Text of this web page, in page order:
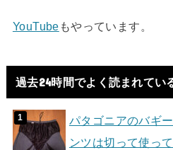
YouTube もやっています。
過去24時間でよく読まれてい
パタゴニアのバギ
ンツは切って使っ